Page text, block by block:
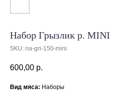
Набор Грызлик р. MINI
SKU: na-gri-150-mini
600,00 р.
Вид мяса: Наборы